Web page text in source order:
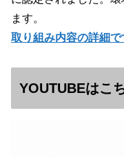
ます。
取り組み内容の詳細で
YOUTUBEはこ